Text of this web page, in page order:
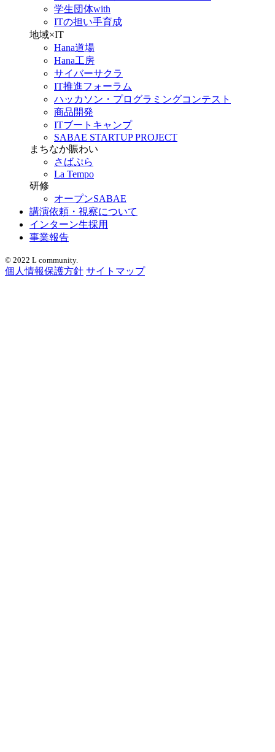
学生団体with
ITの担い手育成
地域×IT
Hana道場
Hana工房
サイバーサクラ
IT推進フォーラム
ハッカソン・プログラミングコンテスト
商品開発
ITブートキャンプ
SABAE STARTUP PROJECT
まちなか賑わい
さばぷら
La Tempo
研修
オープンSABAE
講演依頼・視察について
インターン生採用
事業報告
© 2022 L community.
個人情報保護方針 サイトマップ